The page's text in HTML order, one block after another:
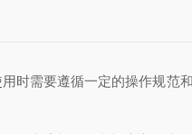
需要遵循一定的操作规范